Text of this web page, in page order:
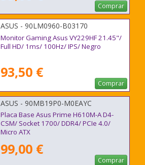
Comprar
ASUS - 90LM0960-B03170
Monitor Gaming Asus VY229HF 21.45"/
Full HD/ 1ms/ 100Hz/ IPS/ Negro
93,50 €
Comprar
ASUS - 90MB19P0-M0EAYC
Placa Base Asus Prime H610M-A D4-
CSM/ Socket 1700/ DDR4/ PCIe 4.0/
Micro ATX
99,00 €
Comprar